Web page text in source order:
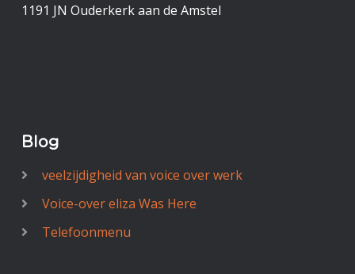
1191 JN Ouderkerk aan de Amstel
Blog
veelzijdigheid van voice over werk
Voice-over eliza Was Here
Telefoonmenu